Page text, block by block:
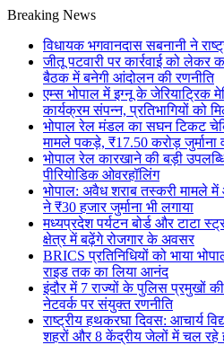
Breaking News
विधायक भगवानदास सबनानी ने
जीतू पटवारी पर कार्रवाई को लेकर
बैठक में बनेगी आंदोलन की रणनीति
एम्स भोपाल में इग्नू के जेरियाट्रिक
कार्यक्रम संपन्न, प्रतिभागियों को
भोपाल रेल मंडल का सघन टिकट
मामले पकड़े, ₹17.50 करोड़ जुर्माना
भोपाल रेल कारखाने की बड़ी
पीरियोडिक ओवरहॉलिंग
भोपाल: अवैध शराब तस्करी मामले में
ने ₹30 हजार जुर्माना भी लगाया
मध्यप्रदेश पर्यटन बोर्ड और टाटा
क्षेत्र में बढ़ेंगे रोजगार के अवसर
BRICS प्रतिनिधियों को भाया
राइड तक का लिया आनंद
इंदौर में 7 राज्यों के पुलिस प्रमुखों
नेटवर्क पर संयुक्त रणनीति
राष्ट्रीय हथकरघा दिवस: आचार्य
शहरों और 8 केंद्रीय जेलों में चल